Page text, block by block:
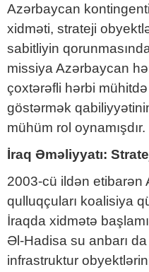
Azərbaycan
xidməti, strateji
sabitliyin
missiya Azərbaycan
çoxtərəfli hərbi
göstərmək
mühüm rol oynamışdır.
İraq Əməliyyatı:
2003-cü ildən etibarən
qulluqçuları koalisiya
İraqda xidmətə
Əl-Hadisa su anbarı
infrastruktur